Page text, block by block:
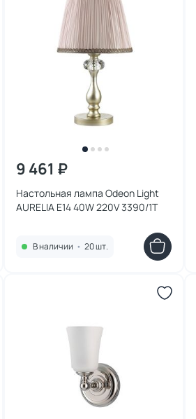
9 461 ₽
Настольная лампа Odeon Light
AURELIA E14 40W 220V 3390/1T
В наличии • 20 шт.